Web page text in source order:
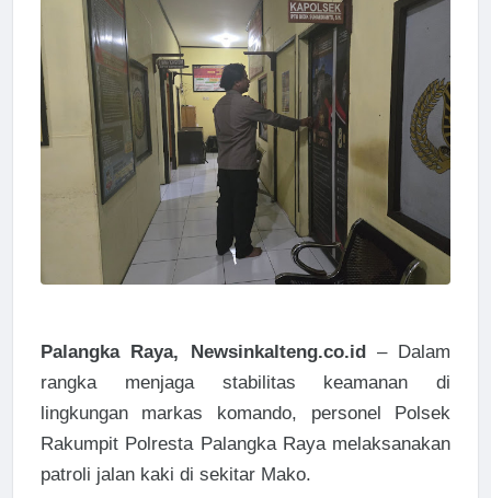
Palangka Raya, Newsinkalteng.co.id– Dalam
rangka menjaga stabilitas keamanan di
lingkungan markas komando, personel Polsek
Rakumpit Polresta Palangka Raya melaksanakan
patroli jalan kaki di sekitar Mako.